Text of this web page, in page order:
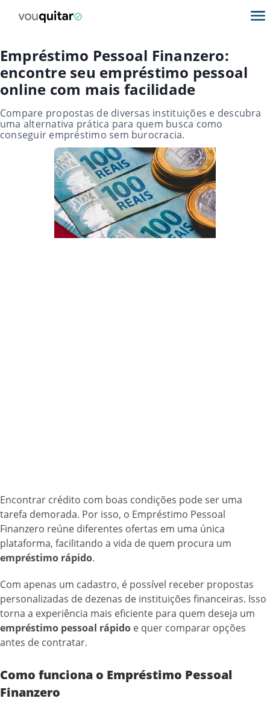
Empréstimo Pessoal Finanzero:
encontre seu empréstimo pessoal
online com mais facilidade
Compare propostas de diversas instituições e descubra
uma alternativa prática para quem busca como
conseguir empréstimo sem burocracia.
Encontrar crédito com boas condições pode ser uma
tarefa demorada. Por isso, o Empréstimo Pessoal
Finanzero reúne diferentes ofertas em uma única
plataforma, facilitando a vida de quem procura um
empréstimo rápido.
Com apenas um cadastro, é possível receber propostas
personalizadas de dezenas de instituições financeiras. Isso
torna a experiência mais eficiente para quem deseja um
empréstimo pessoal rápido e quer comparar opções
antes de contratar.
Como funciona o Empréstimo Pessoal
Finanzero